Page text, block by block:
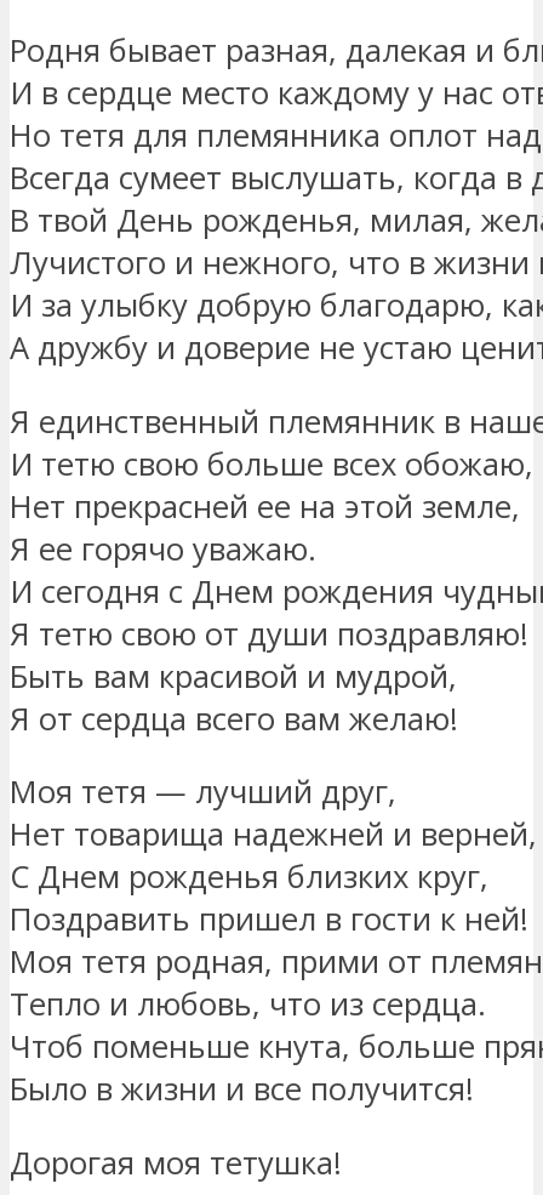
Родня бывает разная, далекая и
И в сердце место каждому у нас
Но тетя для племянника оплот
Всегда сумеет выслушать, когда
В твой День рожденья, милая,
Лучистого и нежного, что в
И за улыбку добрую благодарю,
А дружбу и доверие не устаю
Я единственный племянник в
И тетю свою больше всех обожаю,
Нет прекрасней ее на этой земле,
Я ее горячо уважаю.
И сегодня с Днем рождения
Я тетю свою от души поздравляю!
Быть вам красивой и мудрой,
Я от сердца всего вам желаю!
Моя тетя — лучший друг,
Нет товарища надежней и верней,
С Днем рожденья близких круг,
Поздравить пришел в гости к ней!
Моя тетя родная, прими от
Тепло и любовь, что из сердца.
Чтоб поменьше кнута, больше
Было в жизни и все получится!
Дорогая моя тетушка!